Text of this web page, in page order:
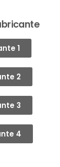
1
2
3
4